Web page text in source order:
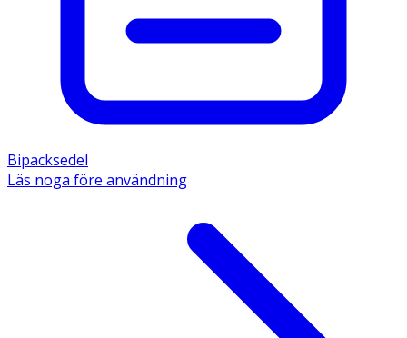
Bipacksedel
Läs noga före användning